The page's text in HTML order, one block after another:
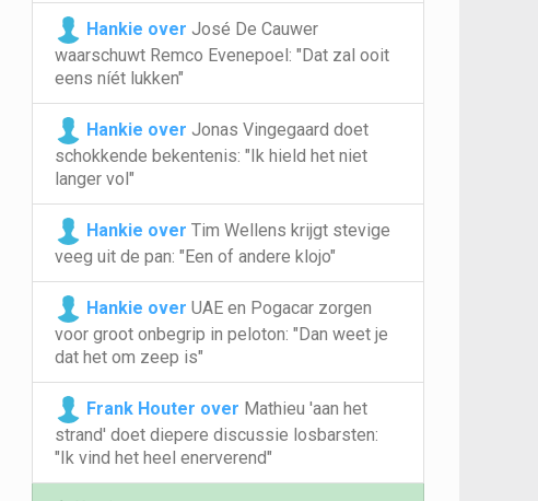
Hankie over José De Cauwer
waarschuwt Remco Evenepoel: "Dat zal ooit
eens níét lukken"
Hankie over Jonas Vingegaard doet
schokkende bekentenis: "Ik hield het niet
langer vol"
Hankie over Tim Wellens krijgt stevige
veeg uit de pan: "Een of andere klojo"
Hankie over UAE en Pogacar zorgen
voor groot onbegrip in peloton: "Dan weet je
dat het om zeep is"
Frank Houter over Mathieu 'aan het
strand' doet diepere discussie losbarsten:
"Ik vind het heel enerverend"